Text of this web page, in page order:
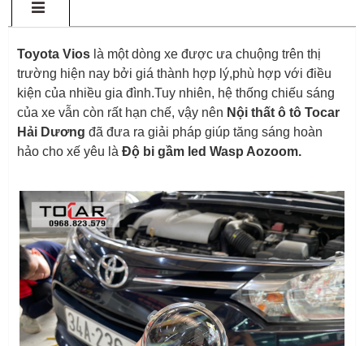
Toyota Vios là một dòng xe được ưa chuộng trên thị
trường hiện nay bởi giá thành hợp lý,phù hợp với điều
kiện của nhiều gia đình.Tuy nhiên, hệ thống chiếu sáng
của xe vẫn còn rất hạn chế, vậy nên Nội thất ô tô Tocar
Hải Dương đã đưa ra giải pháp giúp tăng sáng hoàn
hảo cho xế yêu là Độ bi gầm led Wasp Aozoom.